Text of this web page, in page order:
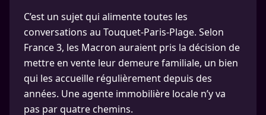
C’est un sujet qui alimente toutes les
conversations au Touquet-Paris-Plage. Selon
France 3, les Macron auraient pris la décision de
mettre en vente leur demeure familiale, un bien
qui les accueille régulièrement depuis des
années. Une agente immobilière locale n’y va
pas par quatre chemins.